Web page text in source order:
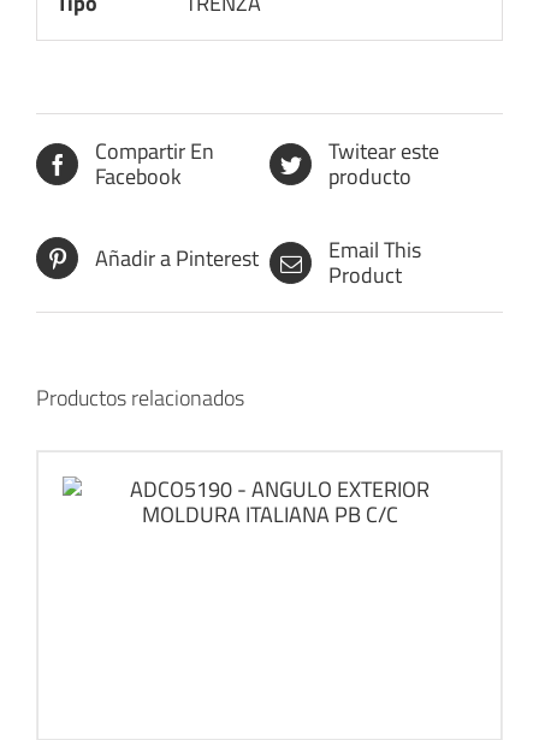
Compartir En
Facebook
Twitear este
producto
Añadir a Pinterest Email This
Product
Productos relacionados